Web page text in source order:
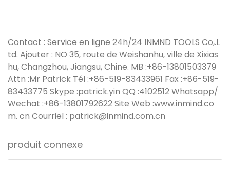
Contact : Service en ligne 24h/24 INMND TOOLS Co,.L
td. Ajouter : NO 35, route de Weishanhu, ville de Xixias
hu, Changzhou, Jiangsu, Chine. MB :+86-13801503379
Attn :Mr Patrick Tél :+86-519-83433961 Fax :+86-519-
83433775 Skype :patrick.yin QQ :4102512 Whatsapp/
Wechat :+86-13801792622 Site Web :www.inmind.co
m. cn Courriel : patrick@inmind.com.cn
produit connexe